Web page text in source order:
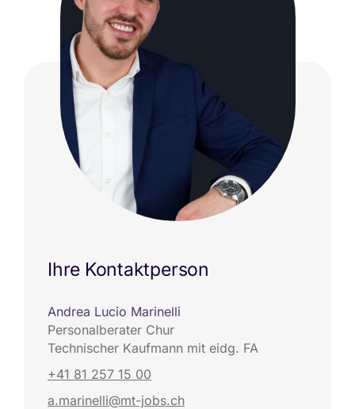
Ihre Kontaktperson
Andrea Lucio Marinelli
Personalberater Chur
Technischer Kaufmann mit eidg. FA
+41 81 257 15 00
a.marinelli@mt-jobs.ch